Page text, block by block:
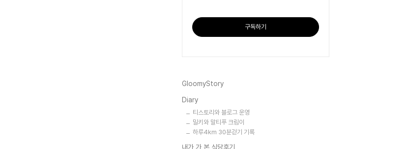
구독하기
GloomyStory
Diary
티스토리와 블로그 운영
밀키와 말티푸 크림이
하루4km 30분걷기 기록
내가 가 본 식당후기